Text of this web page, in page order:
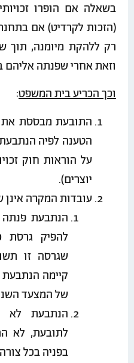
בשאלה אם הופרו
(הזכות לקרדיט) אם
רק ללהקת מיומנה,
וזאת אחרי שפנתה אליהם
וכך הכריע בית המשפט:
התובעת מבססת
הטענה לפיה
על הוראות חוק
יוצרים).
עובדות המקרה
הנתבעת
להפיק גרסת
שגרסה זו
של המצעד
הנתבעת לא
לתובעת, לא
בפניה בכל